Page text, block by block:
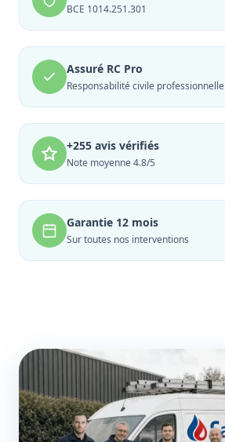
BCE 1014.251.301
Assuré RC Pro
Responsabilité civile professionnelle
+255 avis vérifiés
Note moyenne 4.8/5
Garantie 12 mois
Sur toutes nos interventions